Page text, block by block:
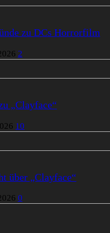
zu DCs Horrorfilm
2
„Clayface“
10
über „Clayface“
0